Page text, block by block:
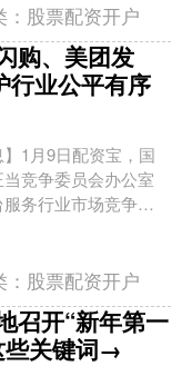
股票配资开户
购、美团发
行业公平有序
】1月9日配资宝，国
竞争委员会办公室
务行业市场竞争状
随后，淘宝闪购、
....
股票配资开户
召开“新年第一
些关键词→